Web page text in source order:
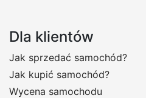
Dla klientów
Jak sprzedać samochód?
Jak kupić samochód?
Wycena samochodu